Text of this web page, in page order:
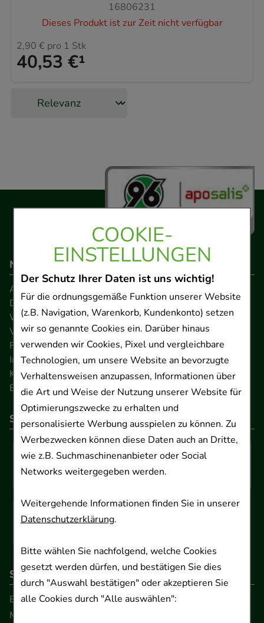
COOKIE-
EINSTELLUNGEN
Der Schutz Ihrer Daten ist uns wichtig!
Für die ordnungsgemäße Funktion unserer Website
(z.B. Navigation, Warenkorb, Kundenkonto) setzen
wir so genannte Cookies ein. Darüber hinaus
verwenden wir Cookies, Pixel und vergleichbare
Technologien, um unsere Website an bevorzugte
Verhaltensweisen anzupassen, Informationen über
die Art und Weise der Nutzung unserer Website für
Optimierungszwecke zu erhalten und
personalisierte Werbung ausspielen zu können. Zu
Werbezwecken können diese Daten auch an Dritte,
wie z.B. Suchmaschinenanbieter oder Social
Networks weitergegeben werden.
Weitergehende Informationen finden Sie in unserer
Datenschutzerklärung.
Bitte wählen Sie nachfolgend, welche Cookies
gesetzt werden dürfen, und bestätigen Sie dies
durch "Auswahl bestätigen" oder akzeptieren Sie
alle Cookies durch "Alle auswählen":
16806231
Dieses Produkt ist zur Zeit nicht verfügbar
40,53 €¹
2,90 € pro 1 Stk
Navigation
AGB
Datenschutz
Widerrufsrecht
Versandkosten
FAQ
Impressum
Kontakt
Barrierefreiheitserklärung
So können Sie bezahlen
So erreichen Sie uns
Beratung und Kundenservice:
Montag - Freitag von 9.00 bis 17.00 Uhr